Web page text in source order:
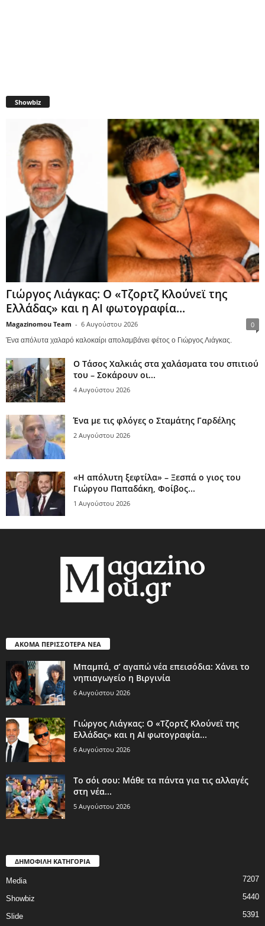
Showbiz
Γιώργος Λιάγκας: Ο «Τζορτζ Κλούνεϊ της
Ελλάδας» και η AI φωτογραφία...
Magazinomou Team - 6 Αυγούστου 2026 0
Ένα απόλυτα χαλαρό καλοκαίρι απολαμβάνει φέτος ο Γιώργος Λιάγκας.
Ο Τάσος Χαλκιάς στα χαλάσματα του σπιτιού
του – Σοκάρουν οι...
4 Αυγούστου 2026
Ένα με τις φλόγες ο Σταμάτης Γαρδέλης
2 Αυγούστου 2026
«Η απόλυτη ξεφτίλα» – Ξεσπά ο γιος του
Γιώργου Παπαδάκη, Φοίβος...
1 Αυγούστου 2026
ΑΚΟΜΑ ΠΕΡΙΣΣΟΤΕΡΑ ΝΕΑ
Μπαμπά, σ’ αγαπώ νέα επεισόδια: Χάνει το
νηπιαγωγείο η Βιργινία
6 Αυγούστου 2026
Γιώργος Λιάγκας: Ο «Τζορτζ Κλούνεϊ της
Ελλάδας» και η AI φωτογραφία...
6 Αυγούστου 2026
Το σόι σου: Μάθε τα πάντα για τις αλλαγές
στη νέα...
5 Αυγούστου 2026
ΔΗΜΟΦΙΛΗ ΚΑΤΗΓΟΡΙΑ
Media 7207
Showbiz 5440
Slide 5391